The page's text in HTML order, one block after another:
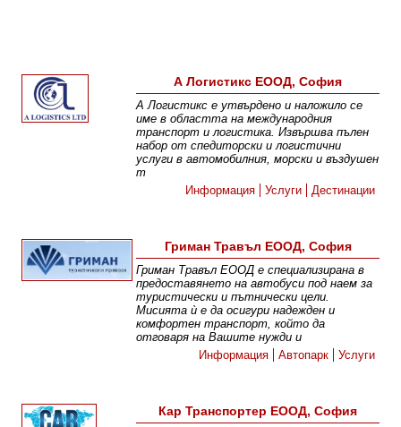
А Логистикс ЕООД, София
А Логистикс е утвърдено и наложило се
име в областта на международния
транспорт и логистика. Извършва пълен
набор от спедиторски и логистични
услуги в автомобилния, морски и въздушен
т
Информация
Услуги Дестинации
Гриман Травъл ЕООД, София
Гриман Травъл ЕООД е специализирана в
предоставянето на автобуси под наем за
туристически и пътнически цели.
Мисията ѝ е да осигури надежден и
комфортен транспорт, който да
отговаря на Вашите нужди и
Информация
Автопарк Услуги
Кар Транспортер ЕООД, София